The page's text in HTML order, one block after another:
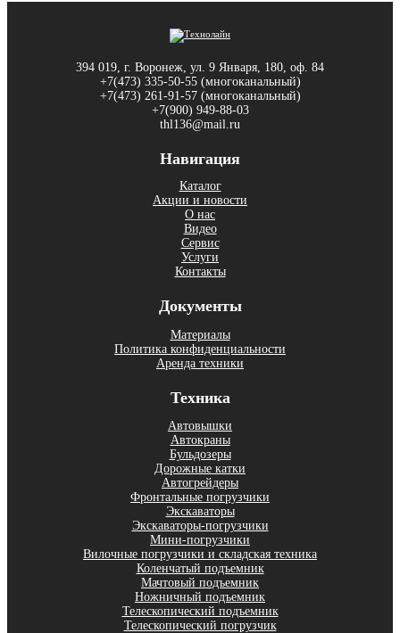
394 019, г. Воронеж, ул. 9 Января, 180, оф. 84
+7(473) 335-50-55 (многоканальный)
+7(473) 261-91-57 (многоканальный)
+7(900) 949-88-03
thl136@mail.ru
Навигация
Каталог
Акции и новости
О нас
Видео
Сервис
Услуги
Контакты
Документы
Материалы
Политика конфиденциальности
Аренда техники
Техника
Автовышки
Aвтoкpаны
Бульдозеры
Дорожные катки
Автогрейдеры
Фронтальные погрузчики
Экскаваторы
Экскаваторы-погрузчики
Мини-погрузчики
Вилочные погрузчики и складская техника
Коленчатый подъемник
Мачтовый подъемник
Ножничный подъемник
Телескопический подъемник
Телескопический погрузчик